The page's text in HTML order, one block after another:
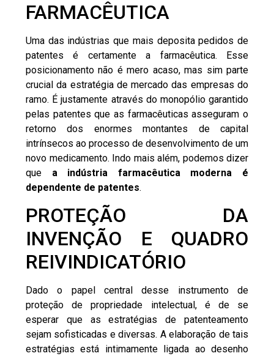
FARMACÊUTICA
Uma das indústrias que mais depositapedidos de
patentes é certamente a farmacêutica. Esse
posicionamento não é mero acaso, mas sim parte
crucial da estratégia de mercado das empresas do
ramo. É justamente através do monopólio garantido
pelas patentes que as farmacêuticas asseguram o
retorno dos enormes montantes de capital
intrínsecos ao processo de desenvolvimento de um
novo medicamento. Indo mais além, podemos dizer
que a indústria farmacêutica moderna é
dependente de patentes.
PROTEÇÃO DA
INVENÇÃO E QUADRO
REIVINDICATÓRIO
Dado o papel central desse instrumento de
proteção depropriedade intelectual , é de se
esperar que as estratégias de patenteamento
sejam sofisticadas e diversas. A elaboração de tais
estratégias está intimamente ligada ao desenho